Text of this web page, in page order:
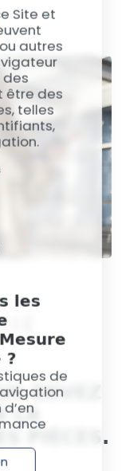
Site et
autres
être des
telles
les
?
de
DEVEZ
LA
PIÈCES.